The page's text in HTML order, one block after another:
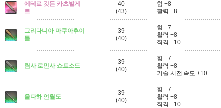
에테르 깃든 카츠발게
르
40
(43)
힘 +8
활력 +8
그리다니아 마쿠아후이
틀
39
(40)
힘 +7
활력 +8
직격 +10
림사 로민사 쇼트소드
39
(40)
힘 +7
활력 +8
기술 시전 속도 +10
울다하 언월도
39
(40)
힘 +7
활력 +8
직격 +10